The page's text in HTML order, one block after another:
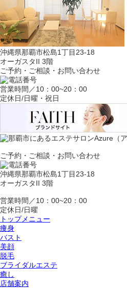
沖縄県那覇市松島1丁目23-18
オーガスタII 3階
ご予約・ご相談・お問い合わせ
営業時間／10：00~20：00
定休日/日曜・祝日
ご予約・ご相談・お問い合わせ
沖縄県那覇市松島1丁目23-18
オーガスタII 3階
営業時間／10：00~20：00
定休日/日曜
トップメニュー
痩身
バスト
美顔
脱毛
ブライダルエステ
癒し
店舗案内